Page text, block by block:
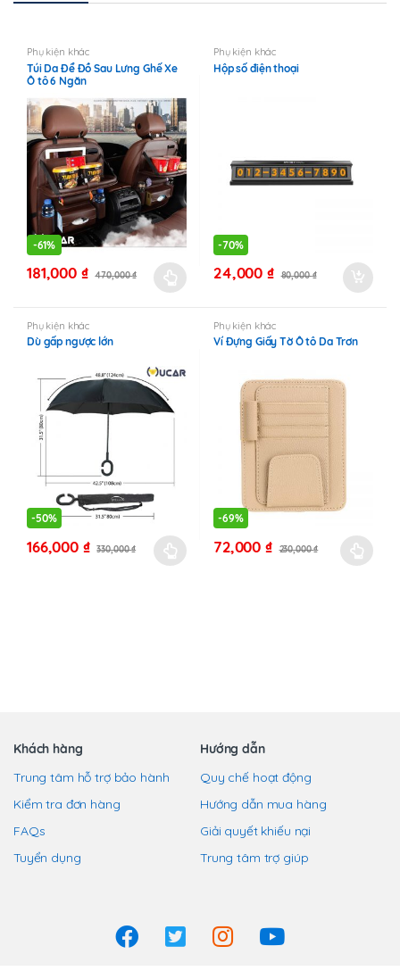
Phụ kiện khác
Túi Da Để Đồ Sau Lưng Ghế Xe
Ô tô 6 Ngăn
-61%
181,000 ₫ 470,000₫
này
có
thể.
Các
thể
được
chọn
Phụ kiện khác
Hộp số điện thoại
-70%
24,000₫ 80,000₫
Phụ kiện khác
Dù gấp ngược lớn
-50%
166,000 ₫ 330,000₫
chọn
thể
được
chọn
trang
Phụ kiện khác
Ví Đựng Giấy Tờ Ô tô Da Trơn
-69%
72,000₫ 230,000₫
Sản
chọn
thể
được
chọn
trang
Khách hàng
Trung tâm hỗ trợ bảo hành
Kiểm tra đơn hàng
FAQs
Tuyển dụng
Hướng dẫn
Quy chế hoạt động
Hướng dẫn mua hàng
Giải quyết khiếu nại
Trung tâm trợ giúp